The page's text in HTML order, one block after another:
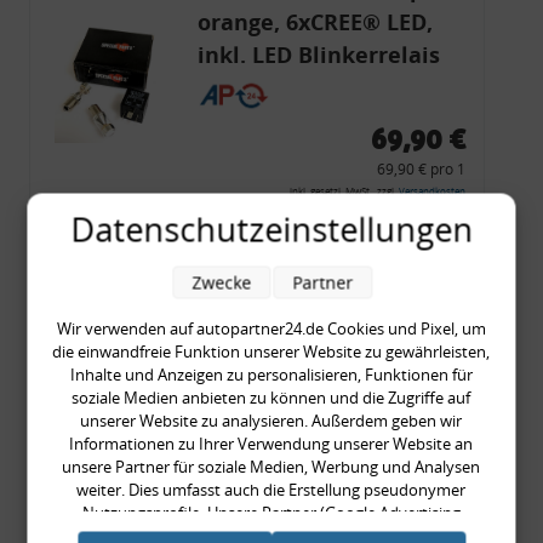
orange, 6xCREE® LED,
inkl. LED Blinkerrelais
CF 14
69,90 €
69,90 € pro 1
inkl. gesetzl. MwSt., zzgl.Versandkosten
Merkzettel
Zum Artikel
Rückleuchtenband mit
Blinker, rot, US-Ecken,
Audi 80 Cabrio, Typ 89,
OE-Nr.: 8G0945225 +
8G0945225C
999,99 €
Datenschutzeinstellungen
Wir verwenden auf autopartner24.de Cookies und Pixel, um
die einwandfreie Funktion unserer Website zu gewährleisten,
Inhalte und Anzeigen zu personalisieren, Funktionen für
soziale Medien anbieten zu können und die Zugriffe auf
unserer Website zu analysieren. Außerdem geben wir
Informationen zu Ihrer Verwendung unserer Website an
unsere Partner für soziale Medien, Werbung und Analysen
weiter. Dies umfasst auch die Erstellung pseudonymer
Nutzungsprofile. Unsere Partner (Google Advertising
Products) führen diese Informationen möglicherweise mit
Zwecke Partner